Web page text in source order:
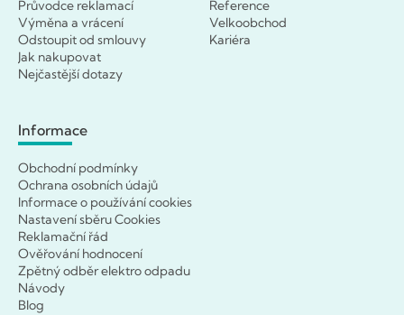
Průvodce reklamací
Výměna a vrácení
Odstoupit od smlouvy
Jak nakupovat
Nejčastější dotazy
Reference
Velkoobchod
Kariéra
Informace
Obchodní podmínky
Ochrana osobních údajů
Informace o používání cookies
Nastavení sběru Cookies
Reklamační řád
Ověřování hodnocení
Zpětný odběr elektro odpadu
Návody
Blog